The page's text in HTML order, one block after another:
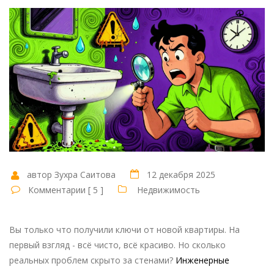
автор Зухра Саитова
12 декабря 2025
Комментарии [ 5 ]
Недвижимость
Вы только что получили ключи от новой квартиры. На
первый взгляд - всё чисто, всё красиво. Но сколько
реальных проблем скрыто за стенами? Инженерные